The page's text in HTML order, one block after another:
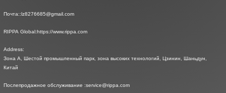
Почта:: lz8276685@gmail.com
RIPPA Global:https://www.rippa.com
Address:
Зона A, Шестой промышленный парк, зона высоких технологий, Цзинин, Шаньдун,
Китай
Послепродажное обслуживание :service@rippa.com